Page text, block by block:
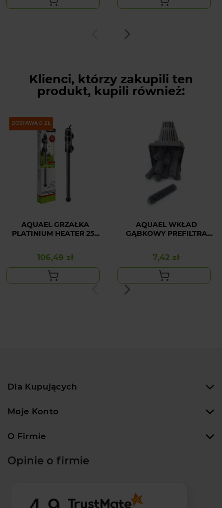
Klienci, którzy zakupili ten
produkt, kupili również:
DOSTAWA 0 ZŁ
AQUAEL GRZAŁKA
PLATINIUM HEATER 250
Cena
106,49 zł
AQUAEL WKŁAD
GĄBKOWY PREFILTRA
Cena
7,42 zł
Dla Kupujących
Moje Konto
O Firmie
Opinie o firmie